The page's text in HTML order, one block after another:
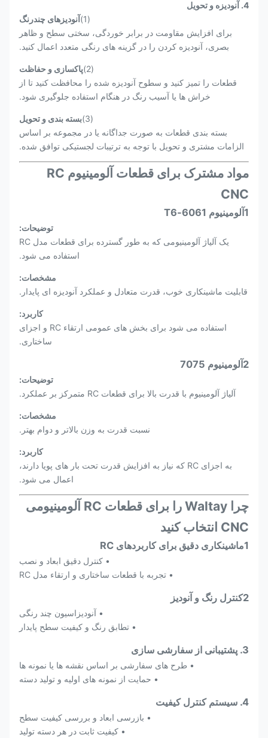
4. آنوديزه و تحویل
(1)
آنودیزهای چندرنگ
برای افزایش مقاومت در برابر خوردگی، سختی سطح و ظاهر
بصری، آنودیزه کردن را در گزینه های رنگی متعدد اعمال کنید.
(2)
پاکسازی و حفاظت
قطعات را تمیز کنید و سطوح آنودیزه شده را محافظت کنید تا از
خراش ها یا آسیب رنگ در هنگام استفاده جلوگیری شود.
(3)
بسته بندی و تحویل
بسته بندی قطعات به صورت جداگانه یا در مجموعه بر اساس
الزامات مشتری و تحویل با توجه به ترتیبات لجستیکی توافق شده.
مواد مشترک برای قطعات آلومینیوم RC
CNC
1آلومینیوم 6061-T6
توضیحات:
یک آلیاژ آلومینیومی که به طور گسترده برای قطعات مدل RC
استفاده می شود.
مشخصات:
قابلیت ماشینکاری خوب، قدرت متعادل و عملکرد آنودیزه ای پایدار.
کاربرد:
استفاده می شود برای بخش های عمومی ارتقاء RC و اجزای
ساختاری.
2آلومينيوم 7075
توضیحات:
آلیاژ آلومینیوم با قدرت بالا برای قطعات RC متمرکز بر عملکرد.
مشخصات:
نسبت قدرت به وزن بالاتر و دوام بهتر.
کاربرد:
به اجزای RC که نیاز به افزایش قدرت تحت بار های پویا دارند،
اعمال می شود.
چرا Waltay را برای قطعات RC آلومینیومی
CNC انتخاب کنید
1ماشینکاری دقیق برای کاربردهای RC
• کنترل دقیق ابعاد و نصب
• تجربه با قطعات ساختاری و ارتقاء مدل RC
2کنترل رنگ و آنوديز
• آنودیزاسیون چند رنگی
• تطابق رنگ و کیفیت سطح پایدار
3. پشتیبانی از سفارشی سازی
• طرح های سفارشی بر اساس نقشه ها یا نمونه ها
• حمایت از نمونه های اولیه و تولید دسته
4. سيستم کنترل کيفيت
• بازرسی ابعاد و بررسی کیفیت سطح
• کیفیت ثابت در هر دسته تولید